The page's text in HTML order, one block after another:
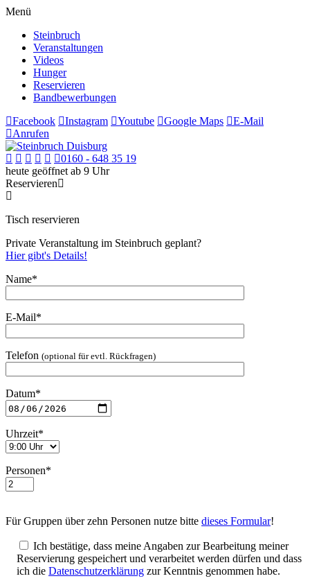
Menü
Steinbruch
Veranstaltungen
Videos
Hunger
Reservieren
Bandbewerbungen
Facebook
Instagram Youtube Google Maps
E-Mail
Anrufen
0160 - 648 35 19
heute geöffnet ab 9 Uhr
Reservieren
Tisch reservieren
Private Veranstaltung im Steinbruch geplant?
Hier gibt's Details!
Name*
E-Mail*
Telefon (optional für evtl. Rückfragen)
Datum*
Uhrzeit*
Personen*
Für Gruppen über zehn Personen nutze bitte dieses Formular!
Ich bestätige, dass meine Angaben zur Bearbeitung meiner
Reservierung gespeichert und verarbeitet werden dürfen und dass
ich die Datenschutzerklärung zur Kenntnis genommen habe.